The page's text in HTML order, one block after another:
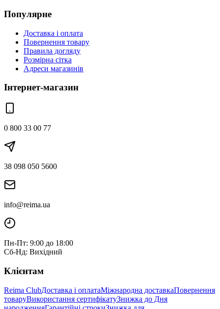
Популярне
Доставка і оплата
Повернення товару
Правила догляду
Розмірна сітка
Адреси магазинів
Інтернет-магазин
0 800 33 00 77
38 098 050 5600
info@reima.ua
Пн-Пт: 9:00 до 18:00
Сб-Нд: Вихідний
Клієнтам
Reima ClubДоставка і оплатаМіжнародна доставкаПовернення
товаруВикористання сертифікатуЗнижка до Дня